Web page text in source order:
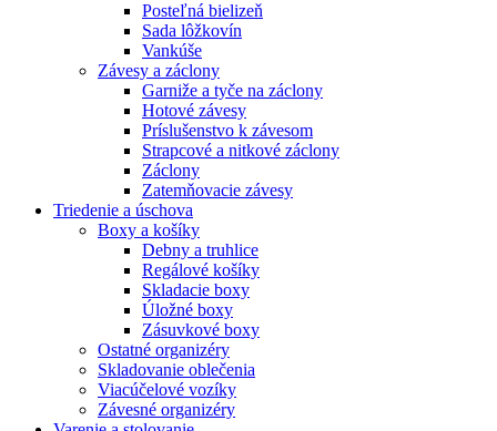
Posteľná bielizeň
Sada lôžkovín
Vankúše
Závesy a záclony
Garniže a tyče na záclony
Hotové závesy
Príslušenstvo k závesom
Strapcové a nitkové záclony
Záclony
Zatemňovacie závesy
Triedenie a úschova
Boxy a košíky
Debny a truhlice
Regálové košíky
Skladacie boxy
Úložné boxy
Zásuvkové boxy
Ostatné organizéry
Skladovanie oblečenia
Viacúčelové vozíky
Závesné organizéry